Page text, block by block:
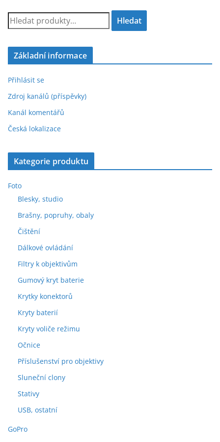
H
l
a
t
Hledat
Základní informace
Přihlásit se
Zdroj kanálů (příspěvky)
Kanál komentářů
Česká lokalizace
Kategorie produktu
Foto
Blesky, studio
Brašny, popruhy, obaly
Čištění
Dálkové ovládání
Filtry k objektivům
Gumový kryt baterie
Krytky konektorů
Kryty baterií
Kryty voliče režimu
Očnice
Příslušenství pro objektivy
Sluneční clony
Stativy
USB, ostatní
GoPro